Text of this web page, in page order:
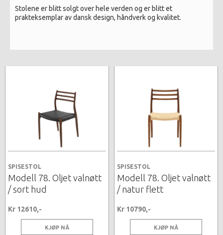
Stolene er blitt solgt over hele verden og er blitt et
prakteksemplar av dansk design, håndverk og kvalitet.
SPISESTOL
Modell 78. Oljet valnøtt
/ sort hud
Kr 12610,-
KJØP NÅ
SPISESTOL
Modell 78. Oljet valnøtt
/ natur flett
Kr 10790,-
KJØP NÅ